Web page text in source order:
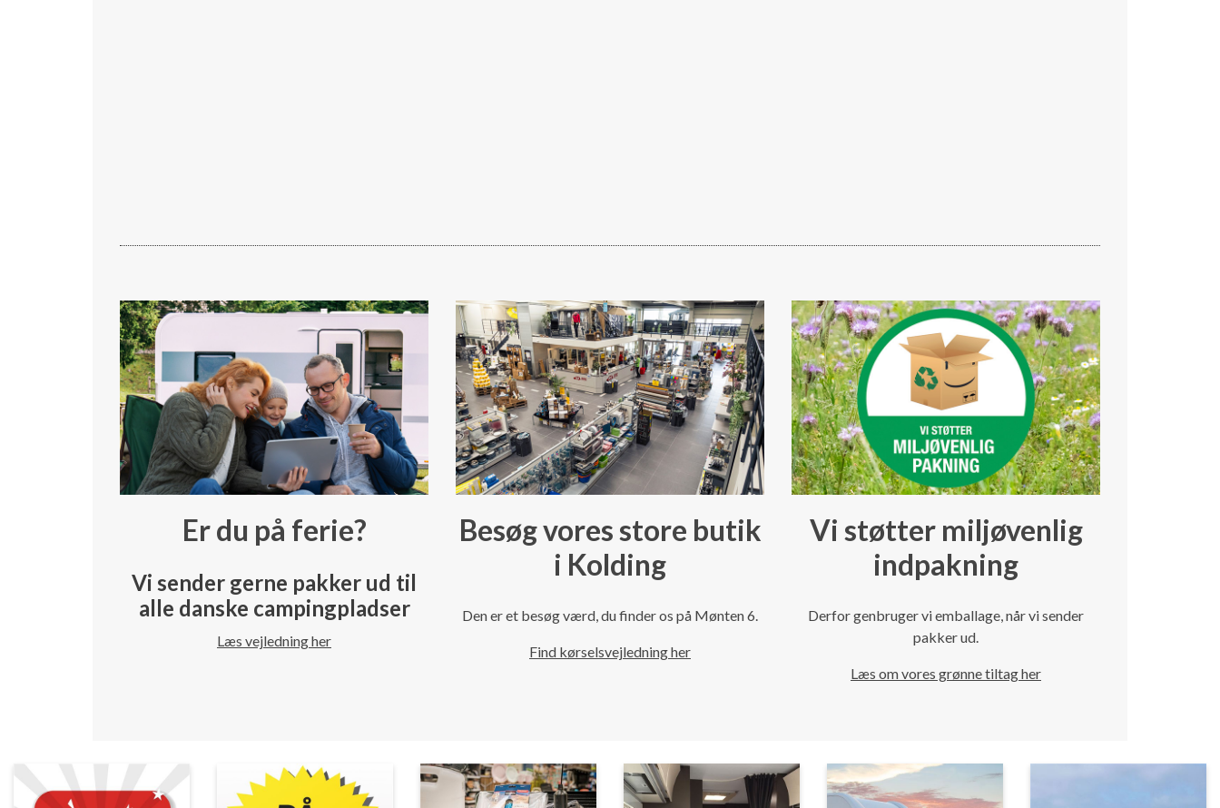
Er du på ferie?
Vi sender gerne pakker ud til
alle danske campingpladser
Læs vejledning her
Besøg vores store butik
i Kolding
Den er et besøg værd, du finder os på Mønten 6.
Find kørselsvejledning her
Vi støtter miljøvenlig
indpakning
Derfor genbruger vi emballage, når vi sender
pakker ud.
Læs om vores grønne tiltag her